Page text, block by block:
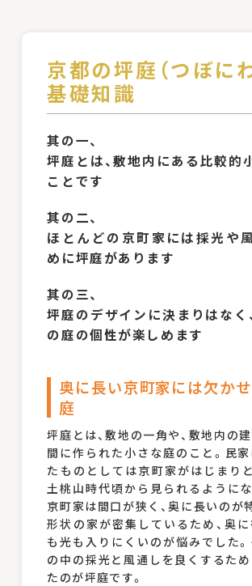
京都の坪庭（つぼに
基礎知識
其の一、
坪庭とは、敷地内にある比較的
ことです
其の二、
ほとんどの京町家には採光や
めに坪庭があります
其の三、
坪庭のデザインに決まりはなく
の庭の個性が楽しめます
奥に長い京町家には欠か
庭
坪庭とは、敷地の一角や、敷地内の
間に作られた小さな庭のこと。民
たものとしては京町家がはじまり
土桃山時代頃から見られるようにな
京町家は間口が狭く、奥に長いのが
形状の家が密集しているため、奥
も光も入りにくいのが悩みでした
の中の採光と風通しを良くするた
たのが坪庭です。